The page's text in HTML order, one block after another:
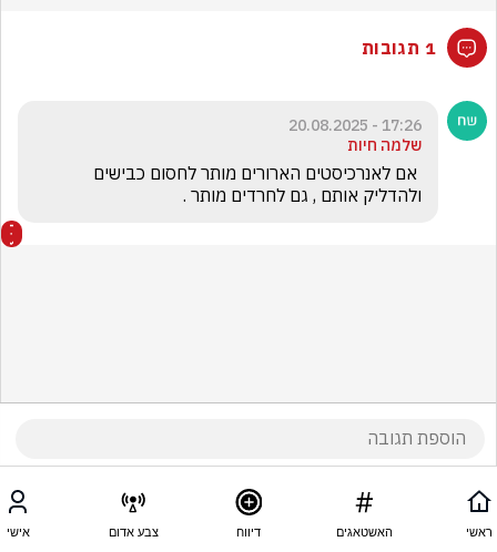
1 תגובות
17:26 - 20.08.2025
שלמה חיות
ולהדליק אותם , גם לחרדים מותר .
ראשי האשטאגים דיווח צבע אדום אישי